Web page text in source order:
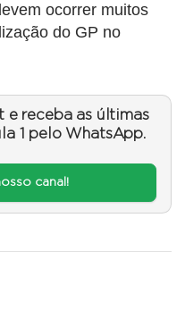
ocorrer muitos
do GP no
e receba as últimas
1 pelo WhatsApp.
canal!